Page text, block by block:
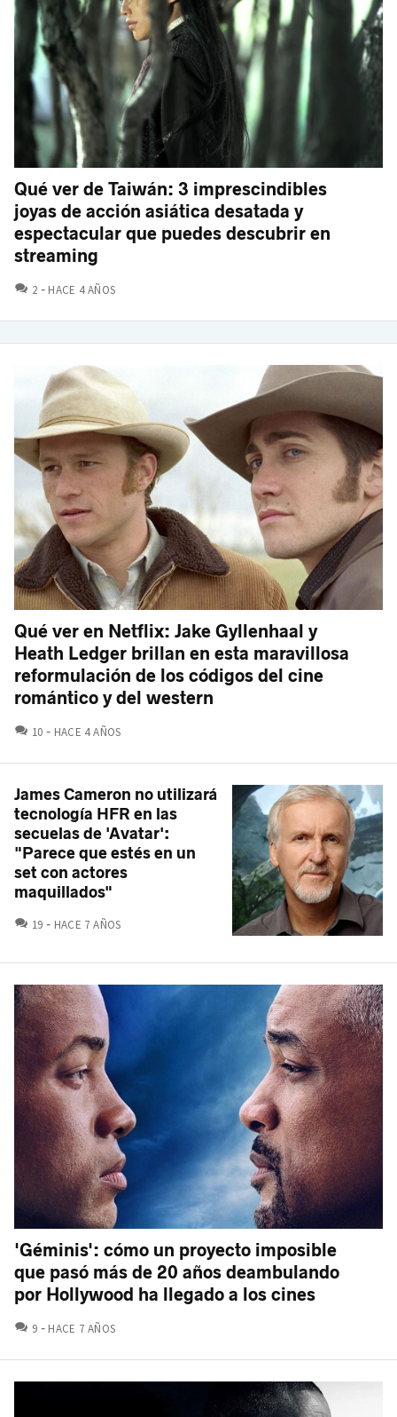
Qué ver de Taiwán: 3 imprescindibles
joyas de acción asiática desatada y
espectacular que puedes descubrir en
streaming
2 COMENTARIOS
HACE 4 AÑOS
Qué ver en Netflix: Jake Gyllenhaal y
Heath Ledger brillan en esta maravillosa
reformulación de los códigos del cine
romántico y del western
10 COMENTARIOS
HACE 4 AÑOS
James Cameron no utilizará
tecnología HFR en las
secuelas de 'Avatar':
"Parece que estés en un
set con actores
maquillados"
19 COMENTARIOS
HACE 7 AÑOS
'Géminis': cómo un proyecto imposible
que pasó más de 20 años deambulando
por Hollywood ha llegado a los cines
9 COMENTARIOS
HACE 7 AÑOS